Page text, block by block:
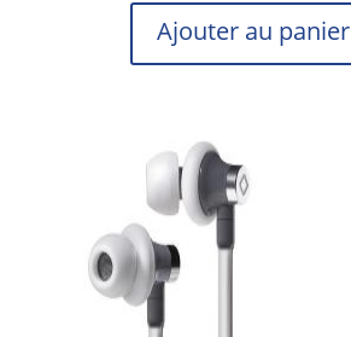
Ajouter au panier